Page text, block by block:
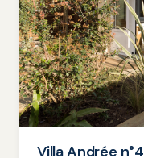
Villa Andrée n°4